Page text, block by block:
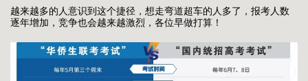
越来越多的人意识到这个捷径，想走弯道超车的人多了，报考人数
逐年增加，竞争也会越来越激烈，各位早做打算！